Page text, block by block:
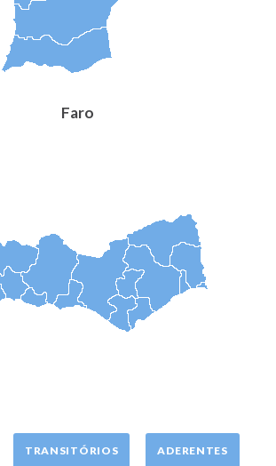
Faro
TRANSITÓRIOS ADERENTES